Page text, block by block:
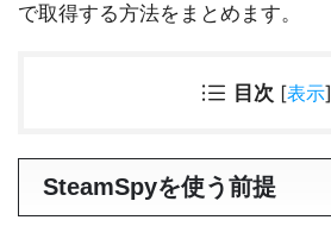
で取得する方法をまとめます。
目次 [表示]
SteamSpyを使う前提